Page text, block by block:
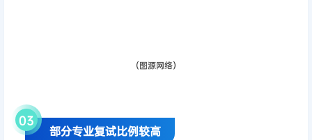
（图源网络）
03
部分专业复试比例较高